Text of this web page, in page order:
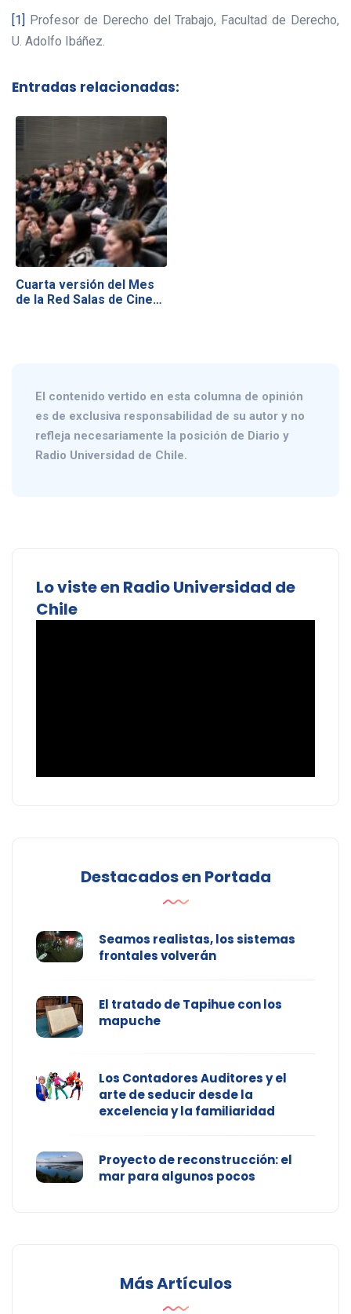
[1] Profesor de Derecho del Trabajo, Facultad de Derecho,
U. Adolfo Ibáñez.
Entradas relacionadas:
Cuarta versión del Mes
de la Red Salas de Cine…
El contenido vertido en esta columna de opinión
es de exclusiva responsabilidad de su autor y no
refleja necesariamente la posición de Diario y
Radio Universidad de Chile.
Lo viste en Radio Universidad de
Chile
Destacados en Portada
Seamos realistas, los sistemas
frontales volverán
El tratado de Tapihue con los
mapuche
Los Contadores Auditores y el
arte de seducir desde la
excelencia y la familiaridad
Proyecto de reconstrucción: el
mar para algunos pocos
Más Artículos